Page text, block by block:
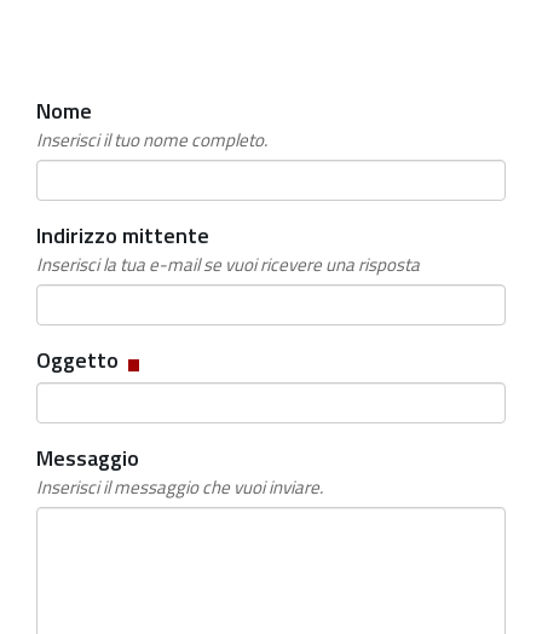
Nome
Inserisci il tuo nome completo.
Indirizzo mittente
Inserisci la tua e-mail se vuoi ricevere una risposta
Oggetto Campo
obbligatorio
Messaggio
Inserisci il messaggio che vuoi inviare.